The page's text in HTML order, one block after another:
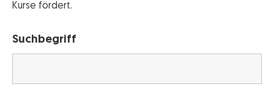
Kurse fördert.
Suchbegriff